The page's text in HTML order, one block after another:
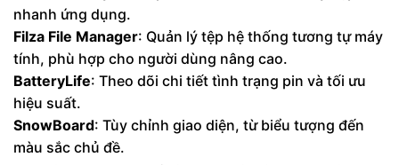
nhanh ứng dụng.
Filza File Manager: Quản lý tệp hệ thống tương tự máy
tính, phù hợp cho người dùng nâng cao.
BatteryLife: Theo dõi chi tiết tình trạng pin và tối ưu
hiệu suất.
SnowBoard: Tùy chỉnh giao diện, từ biểu tượng đến
màu sắc chủ đề.